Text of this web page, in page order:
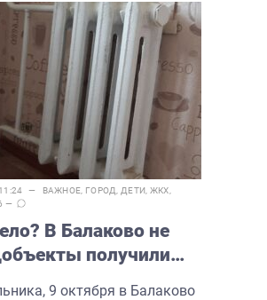
11:24 — ВАЖНОЕ ГОРОД ДЕТИ ЖКХ
—
В Балаково не
получили
9 октября в Балаково